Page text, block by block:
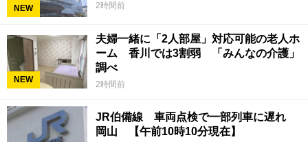
NEW 2時間前
NEW
夫婦一緒に「2人部屋」対応可能の老人ホ
ーム 香川では3割弱 「みんなの介護」
調べ
2時間前
JR伯備線 車両点検で一部列車に遅れ
岡山 【午前10時10分現在】